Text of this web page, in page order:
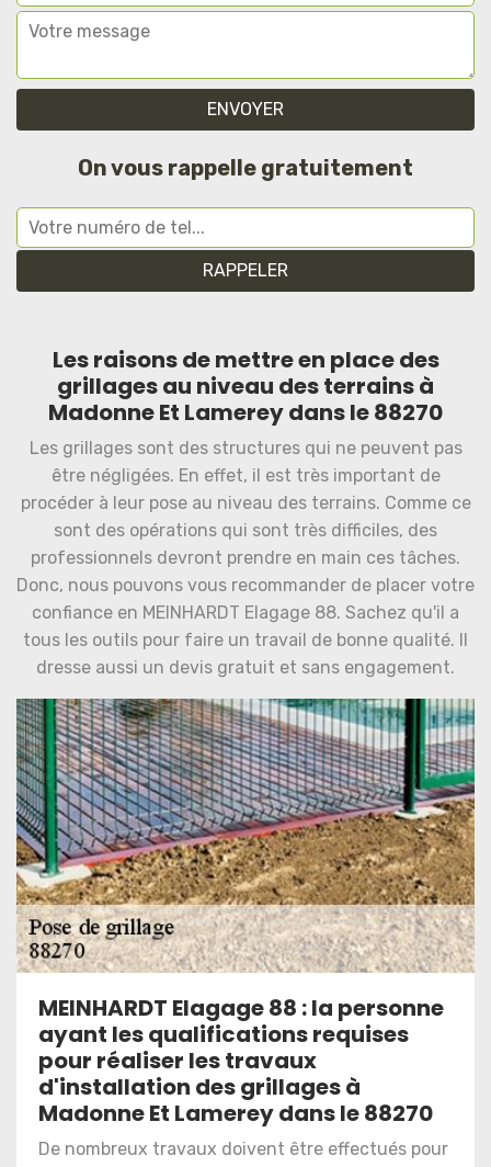
On vous rappelle gratuitement
Les raisons de mettre en place des
grillages au niveau des terrains à
Madonne Et Lamerey dans le 88270
Les grillages sont des structures qui ne peuvent pas
être négligées. En effet, il est très important de
procéder à leur pose au niveau des terrains. Comme ce
sont des opérations qui sont très difficiles, des
professionnels devront prendre en main ces tâches.
Donc, nous pouvons vous recommander de placer votre
confiance en MEINHARDT Elagage 88. Sachez qu'il a
tous les outils pour faire un travail de bonne qualité. Il
dresse aussi un devis gratuit et sans engagement.
MEINHARDT Elagage 88 : la personne
ayant les qualifications requises
pour réaliser les travaux
d'installation des grillages à
Madonne Et Lamerey dans le 88270
De nombreux travaux doivent être effectués pour